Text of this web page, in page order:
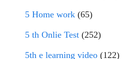
5 Home work (65)
5 th Onlie Test (252)
5th e learning video (122)